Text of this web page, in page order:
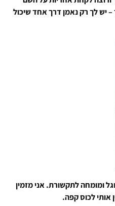
– יש לך רק נאמן דרך אחד שיכול
ומומחה לתקשורת. אני מזמין
אותי לכוס קפה.